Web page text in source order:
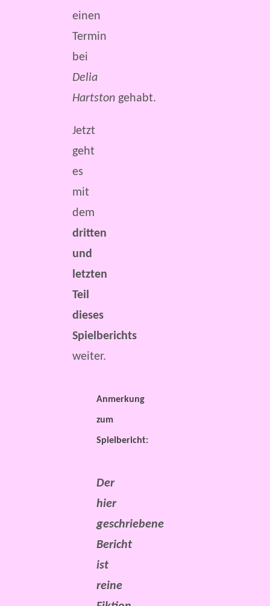
einen
Termin
bei
Delia
Hartston gehabt.
Jetzt
geht
es
mit
dem
dritten
und
letzten
Teil
dieses
Spielberichts
weiter.
Anmerkung
zum
Spielbericht:
Der
hier
geschriebene
Bericht
ist
reine